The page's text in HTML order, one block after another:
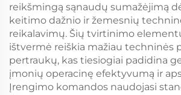
reikšmingą sąnaudų sumažėjimą
keitimo dažnio ir žemesnių
reikalavimų. Šių tvirtinimo
ištvermė reiškia mažiau techninės
pertraukų, kas tiesiogiai padidina
įmonių operacinę efektyvumą ir
Įrengimo komandos naudojasi